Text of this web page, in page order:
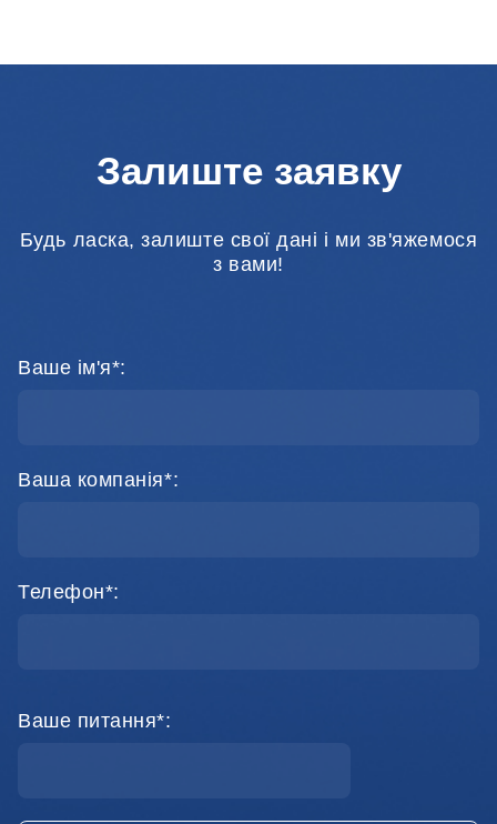
Залиште заявку
Будь ласка, залиште свої дані і ми зв'яжемося
з вами!
Ваше ім'я*:
Ваша компанія*:
Телефон*:
Ваше питання*: